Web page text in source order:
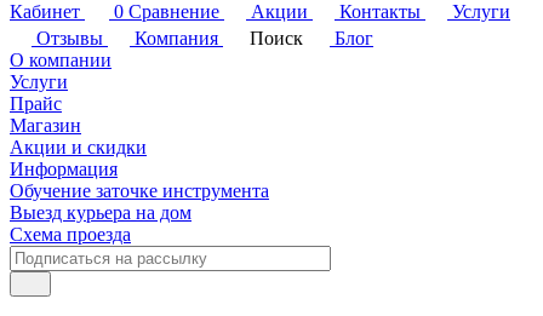
Кабинет
0 Сравнение Акции Контакты
Услуги
Отзывы
Компания Поиск
Блог
О компании
Услуги
Прайс
Магазин
Акции и скидки
Информация
Обучение заточке инструмента
Выезд курьера на дом
Схема проезда